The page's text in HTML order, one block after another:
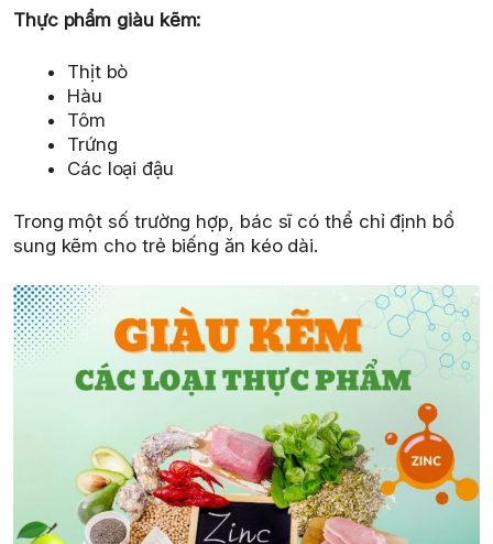
Thực phẩm giàu kẽm:
Thịt bò
Hàu
Tôm
Trứng
Các loại đậu
Trong một số trường hợp, bác sĩ có thể chỉ định bổ
sung kẽm cho trẻ biếng ăn kéo dài.